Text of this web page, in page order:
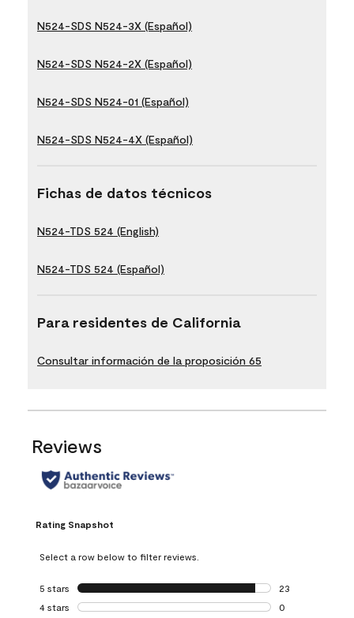
N524-SDS N524-3X (Español)
N524-SDS N524-2X (Español)
N524-SDS N524-01 (Español)
N524-SDS N524-4X (Español)
Fichas de datos técnicos
N524-TDS 524 (English)
N524-TDS 524 (Español)
Para residentes de California
Consultar información de la proposición 65
Reviews
Rating Snapshot
Select a row below to filter reviews.
5 stars stars
23
23 reviews with
4 stars stars
0